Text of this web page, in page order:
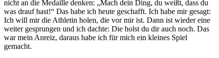
nicht an die Medaille denken: „Mach dein Ding, du weißt, dass du
was drauf hast!“ Das habe ich heute geschafft. Ich habe mir gesagt:
Ich will mir die Athletin holen, die vor mir ist. Dann ist wieder eine
weiter gesprungen und ich dachte: Die holst du dir auch noch. Das
war mein Anreiz, daraus habe ich für mich ein kleines Spiel
gemacht.